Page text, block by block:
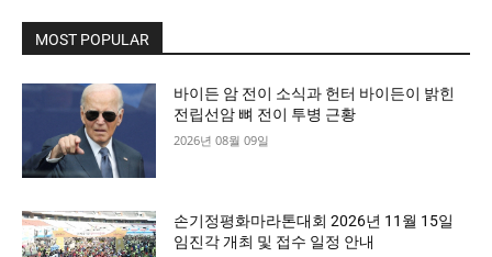
MOST POPULAR
바이든 암 전이 소식과 헌터 바이든이 밝힌
전립선암 뼈 전이 투병 근황
2026년 08월 09일
손기정평화마라톤대회 2026년 11월 15일
임진각 개최 및 접수 일정 안내